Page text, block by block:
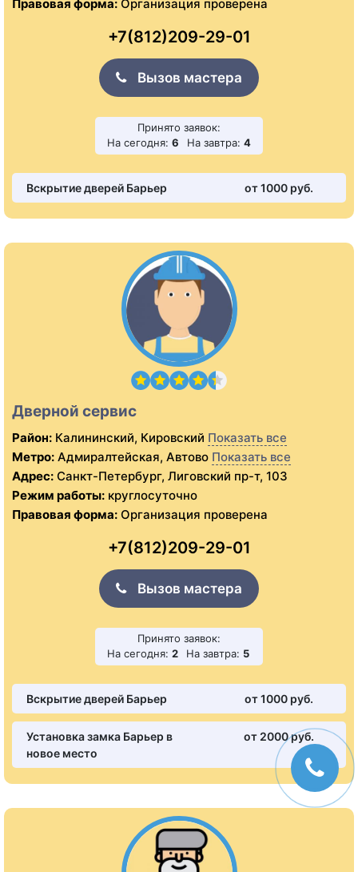
Правовая форма: Организация проверена
+7(812)209-29-01
Вызов мастера
Принято заявок:
На сегодня: 6 На завтра: 4
Вскрытие дверей Барьер от 1000 pуб.
Дверной сервис
Район: Калининский, Кировский Показать все
Метро: Адмиралтейская, Автово Показать все
Адрес: Санкт-Петербург, Лиговский пр-т, 103
Режим работы: круглосуточно
Правовая форма: Организация проверена
+7(812)209-29-01
Вызов мастера
Принято заявок:
На сегодня: 2 На завтра: 5
Вскрытие дверей Барьер от 1000 pуб.
Установка замка Барьер в
новое место
от 2000 pуб.